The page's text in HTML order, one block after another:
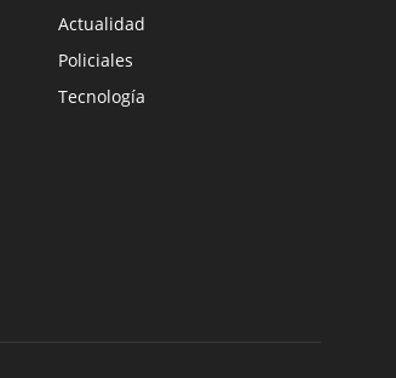
Actualidad
Policiales
Tecnología